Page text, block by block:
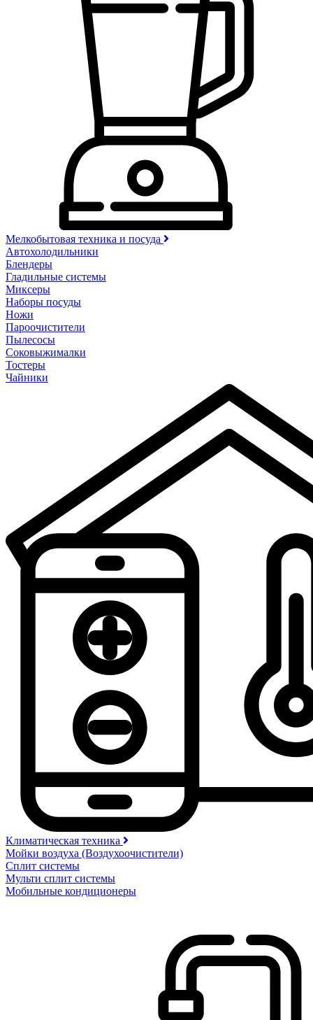
Мелкобытовая техника и посуда
Автохолодильники
Блендеры
Гладильные системы
Миксеры
Наборы посуды
Ножи
Пароочистители
Пылесосы
Соковыжималки
Тостеры
Чайники
Климатическая техника
Мойки воздуха (Воздухоочистители)
Сплит системы
Мульти сплит системы
Мобильные кондиционеры